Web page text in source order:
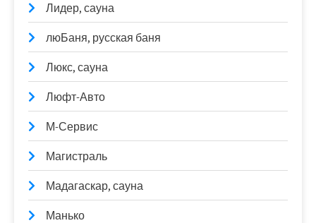
Лидер, сауна
люБаня, русская баня
Люкс, сауна
Люфт-Авто
М-Сервис
Магистраль
Мадагаскар, сауна
Манько